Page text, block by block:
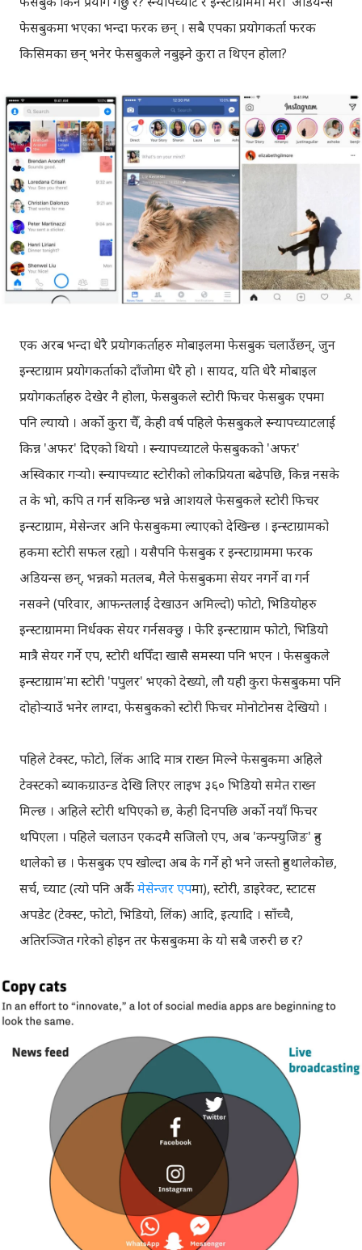
फेसबुकमा भएका भन्दा फरक छन् । सबै एपका प्रयोगकर्ता फरक
किसिमका छन् भनेर फेसबुकले नबुझ्ने कुरा त थिएन होला?
एक अरब भन्दा धेरै प्रयोगकर्ताहरु मोबाइलमा फेसबुक चलाउँछन्, जुन
इन्स्टाग्राम प्रयोगकर्ताको दाँजोमा धेरै हो । सायद, यति धेरै मोबाइल
प्रयोगकर्ताहरु देखेर नै होला, फेसबुकले स्टोरी फिचर फेसबुक एपमा
पनि ल्यायो । अर्को कुरा चैँ, केही वर्ष पहिले फेसबुकले स्न्यापच्याटलाई
किन्न 'अफर' दिएको थियो । स्न्यापच्याटले फेसबुकको 'अफर'
अस्विकार गर्‍यो। स्न्यापच्याट स्टोरीको लोकप्रियता बढेपछि, किन्न नसके
त के भो, कपि त गर्न सकिन्छ भन्ने आशयले फेसबुकले स्टोरी फिचर
इन्स्टाग्राम, मेसेन्जर अनि फेसबुकमा ल्याएको देखिन्छ । इन्स्टाग्रामको
हकमा स्टोरी सफल रह्यो । यसैपनि फेसबुक र इन्स्टाग्राममा फरक
अडियन्स छन्, भन्नको मतलब, मैले फेसबुकमा सेयर नगर्ने वा गर्न
नसक्ने (परिवार, आफन्तलाई देखाउन अमिल्दो) फोटो, भिडियोहरु
इन्स्टाग्राममा निर्धक्क सेयर गर्नसक्छु । फेरि इन्स्टाग्राम फोटो, भिडियो
मात्रै सेयर गर्ने एप, स्टोरी थपिँदा खासै समस्या पनि भएन । फेसबुकले
इन्स्टाग्राम'मा स्टोरी 'पपुलर' भएको देख्यो, लौ यही कुरा फेसबुकमा पनि
दोहोर्‍याउँ भनेर लाग्दा, फेसबुकको स्टोरी फिचर मोनोटोनस देखियो ।
पहिले टेक्स्ट, फोटो, लिंक आदि मात्र राख्न मिल्ने फेसबुकमा अहिले
टेक्स्टको ब्याकग्राउन्ड देखि लिएर लाइभ ३६० भिडियो समेत राख्न
मिल्छ । अहिले स्टोरी थपिएको छ, केही दिनपछि अर्को नयाँ फिचर
थपिएला । पहिले चलाउन एकदमै सजिलो एप, अब 'कन्फ्युजिङ' हुन
थालेको छ । फेसबुक एप खोल्दा अब के गर्ने हो भने जस्तो हुनथालेकोछ,
सर्च, च्याट (त्यो पनि अर्कैमेसेन्जर एपमा), स्टोरी, डाइरेक्ट, स्टाटस
अपडेट (टेक्स्ट, फोटो, भिडियो, लिंक) आदि, इत्यादि । साँच्चै,
अतिरञ्जित गरेको होइन तर फेसबुकमा के यो सबै जरुरी छ र?